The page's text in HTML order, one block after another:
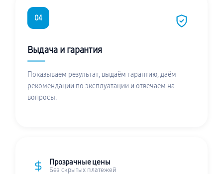
04
Выдача и гарантия
Показываем результат, выдаём гарантию, даём
рекомендации по эксплуатации и отвечаем на
вопросы.
Прозрачные цены
Без скрытых платежей